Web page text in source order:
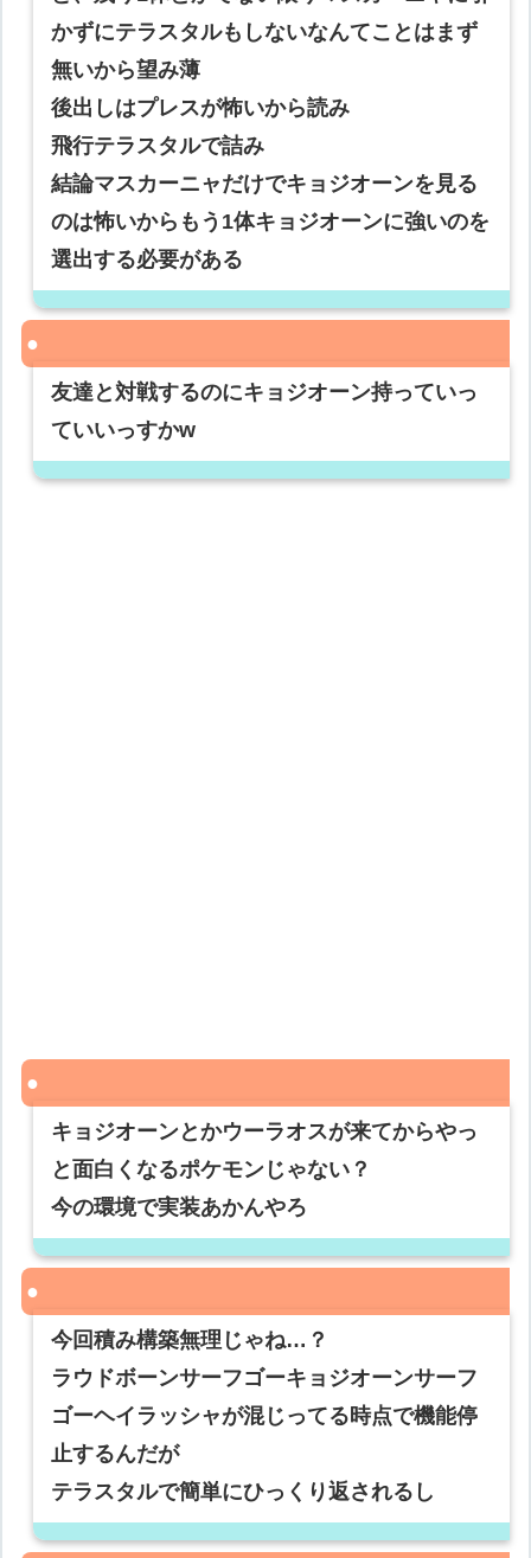
かずにテラスタルもしないなんてことはまず
無いから望み薄
後出しはプレスが怖いから読み
飛行テラスタルで詰み
結論マスカーニャだけでキョジオーンを見る
のは怖いからもう1体キョジオーンに強いのを
選出する必要がある
友達と対戦するのにキョジオーン持っていっ
ていいっすかw
キョジオーンとかウーラオスが来てからやっ
と面白くなるポケモンじゃない？
今の環境で実装あかんやろ
今回積み構築無理じゃね…？
ラウドボーンサーフゴーキョジオーンサーフ
ゴーヘイラッシャが混じってる時点で機能停
止するんだが
テラスタルで簡単にひっくり返されるし